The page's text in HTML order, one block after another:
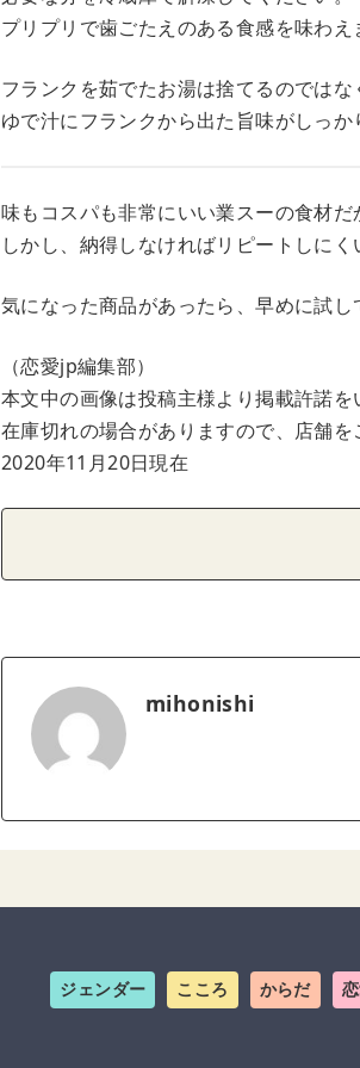
プリプリで歯ごたえのある食感を味わえ
フランクを茹でたお湯は捨てるのでは
ゆで汁にフランクから出た旨味がしっか
味もコスパも非常にいい業スーの食材だ
しかし、納得しなければリピートしに
気になった商品があったら、早めに試し
（恋愛jp編集部）
本文中の画像は投稿主様より掲載許諾を
在庫切れの場合がありますので、店舗を
2020年11月20日現在
mihonishi
ジェンダー こころ からだ